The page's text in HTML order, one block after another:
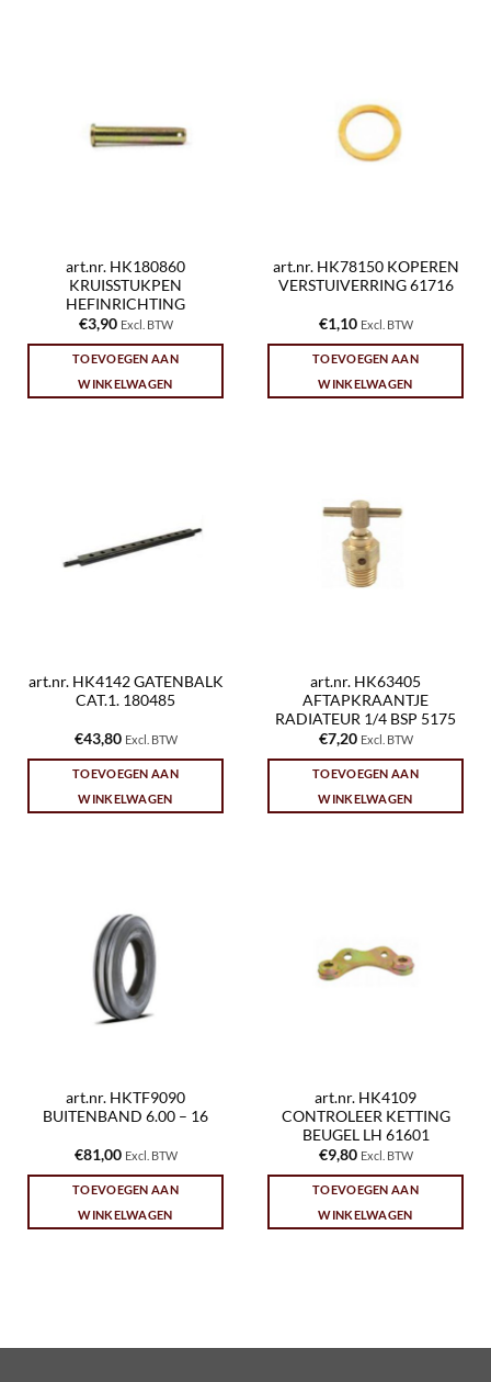
art.nr. HK180860
KRUISSTUKPEN
HEFINRICHTING
€3,90 Excl. BTW
TOEVOEGEN AAN
WINKELWAGEN
art.nr. HK78150 KOPEREN
VERSTUIVERRING 61716
€1,10 Excl. BTW
TOEVOEGEN AAN
WINKELWAGEN
art.nr. HK4142 GATENBALK
CAT.1. 180485
€43,80 Excl. BTW
TOEVOEGEN AAN
WINKELWAGEN
art.nr. HK63405
AFTAPKRAANTJE
RADIATEUR 1/4 BSP 5175
€7,20 Excl. BTW
TOEVOEGEN AAN
WINKELWAGEN
art.nr. HKTF9090
BUITENBAND 6.00 – 16
€81,00 Excl. BTW
TOEVOEGEN AAN
WINKELWAGEN
art.nr. HK4109
CONTROLEER KETTING
BEUGEL LH 61601
€9,80 Excl. BTW
TOEVOEGEN AAN
WINKELWAGEN